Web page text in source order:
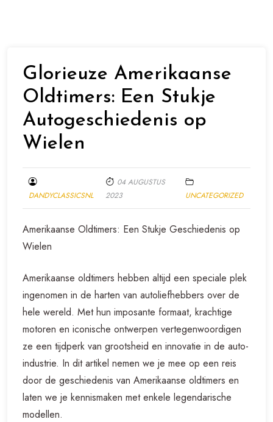
Glorieuze Amerikaanse
Oldtimers: Een Stukje
Autogeschiedenis op
Wielen
DANDYCLASSICSNL
04 AUGUSTUS
2023
UNCATEGORIZED
Amerikaanse Oldtimers: Een Stukje Geschiedenis op
Wielen
Amerikaanse oldtimers hebben altijd een speciale plek
ingenomen in de harten van autoliefhebbers over de
hele wereld. Met hun imposante formaat, krachtige
motoren en iconische ontwerpen vertegenwoordigen
ze een tijdperk van grootsheid en innovatie in de auto-
industrie. In dit artikel nemen we je mee op een reis
door de geschiedenis van Amerikaanse oldtimers en
laten we je kennismaken met enkele legendarische
modellen.